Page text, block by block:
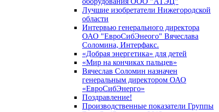
Лучшие изобретатели Нижегородской
области
Интервью генерального директора
ОАО "ЕвроСибЭнеого" Вячеслава
Соломина, Интерфакс.
«Добрая энергетика» для детей
«Мир на кончиках пальцев»
Вячеслав Соломин назначен
генеральным директором ОАО
«ЕвроСибЭнерго»
Поздравление!
Производственные показатели Группы